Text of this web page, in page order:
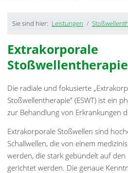
Sie sind hier: Leistungen
Extrakorporale
Stoßwellentherapie
Die radiale und fokusierte
Stoßwellentherapie” (ESWT) ist ein
zur Behandlung von Erkrankungen
Extrakorporale Stoßwellen sind
Schallwellen, die von einem
werden, die stark gebündelt auf
gerichtet werden. Die genaue